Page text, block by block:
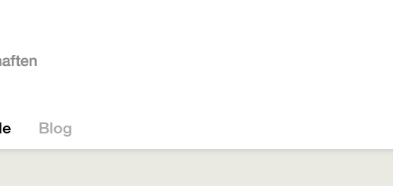
Blog